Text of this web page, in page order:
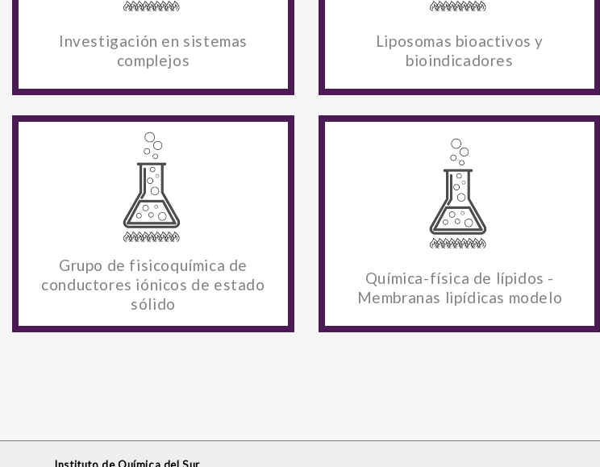
Investigación en sistemas
complejos
Liposomas bioactivos y
bioindicadores
Grupo de fisicoquímica de
conductores iónicos de estado
sólido
Química-física de lípidos -
Membranas lipídicas modelo
Instituto de Química del Sur